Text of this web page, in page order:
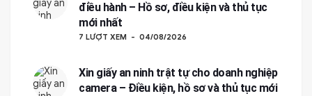
điều hành – Hồ sơ, điều kiện và thủ tục
mới nhất
7 LƯỢT XEM 04/08/2026
Xin giấy an ninh trật tự cho doanh nghiệp
camera – Điều kiện, hồ sơ và thủ tục mới